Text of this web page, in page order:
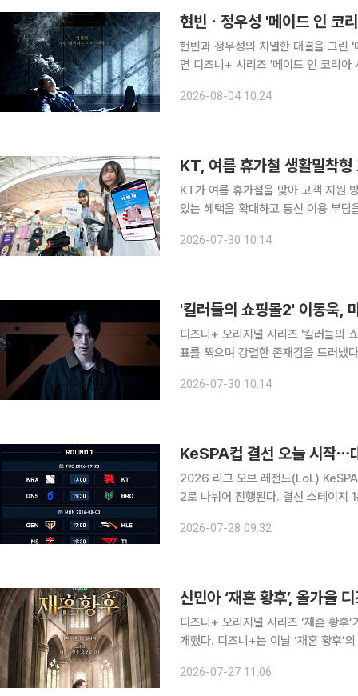
현빈ㆍ정우성 '메이드 인 코
현빈과 정우성의 치열한 대결을 그린 '메이드
면 디즈니+ 시리즈 '메이드 인 코리아 시즌2'가
를 추적하는 검사 장건영(정우성 분)
2026-08-04 10:24
KT, 여름 휴가철 생활밀착형
KT가 여름 휴가철을 맞아 고객 지원
있는 혜택을 확대하고 통신 이용 부
통신 3사 최고경영자(CEO) 간담회에
2026-07-30 10:14
'킬러들의 쇼핑몰2' 이동욱,
디즈니+ 오리지널 시리즈 '킬러들의
표를 찍으며 강렬한 존재감을 드러냈다. 29일 공개된 '킬러들의 쇼핑몰 시즌2' 4회에서는 팀
2026-07-30 10:14
KeSPA컵 결선 오늘 시작⋯
2026 리그 오브 레전드(LoL) KeSPA컵 결선이 28일
2로 나뉘어 진행된다. 결선 스테이지
스포츠경기장에서 오프라인 경기로 우
2026-07-28 09:32
신민아 ‘재혼 황후’, 올가을
디즈니+ 오리지널 시리즈 ‘재혼 황
개했다. 디즈니+는 이날 ‘재혼 황후’의 티저 포스터를 공개하며 올가을 공개한다고 밝혔다. 작품은
아들이는 대신 서왕국 왕자 하인리(이
2026-07-27 11:06